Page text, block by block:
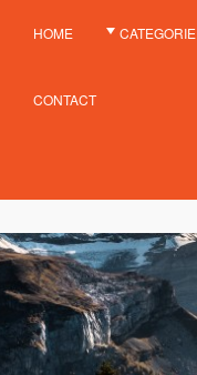
HOME CATEGORIE
CONTACT